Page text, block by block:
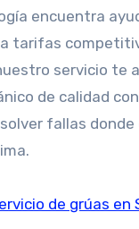
encuentra
tarifas
servicio te
de calidad
fallas donde
de grúas en